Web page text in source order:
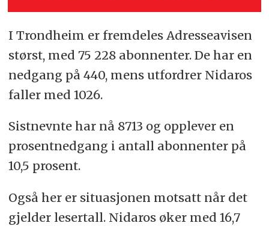
I Trondheim er fremdeles Adresseavisen
størst, med 75 228 abonnenter. De har en
nedgang på 440, mens utfordrer Nidaros
faller med 1026.
Sistnevnte har nå 8713 og opplever en
prosentnedgang i antall abonnenter på
10,5 prosent.
Også her er situasjonen motsatt når det
gjelder lesertall. Nidaros øker med 16,7